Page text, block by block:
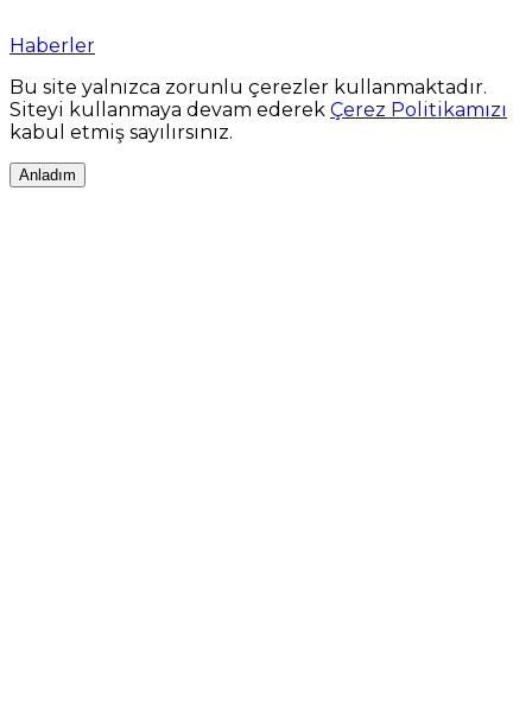
Haberler
Bu site yalnızca zorunlu çerezler kullanmaktadır.
Siteyi kullanmaya devam ederek Çerez Politikamızı
kabul etmiş sayılırsınız.
Anladım